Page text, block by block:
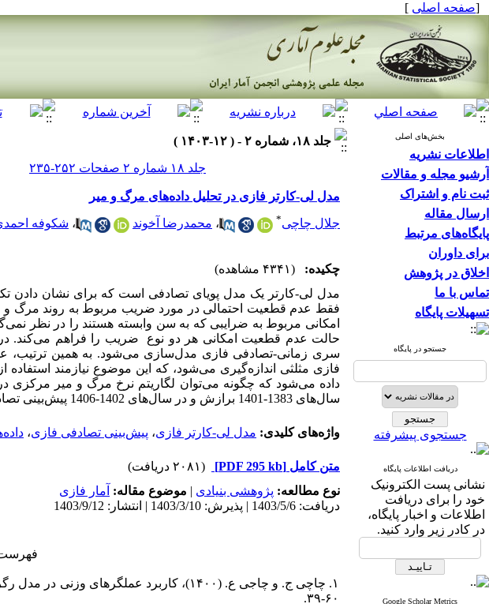
[صفحه اصلی ]
بخش‌های اصلی
اطلاعات نشریه
آرشیو مجله و مقالات
ثبت نام و اشتراک
ارسال مقاله
پایگاه‌های مرتبط
برای داوران
اخلاق در پژوهش
تماس با ما
تسهیلات پایگاه
جستجو در پایگاه
جستجوی پیشرفته
دریافت اطلاعات پایگاه
نشانی پست الکترونیک
خود را برای دریافت
اطلاعات و اخبار پایگاه،
در کادر زیر وارد کنید.
Google Scholar Metrics
جلد ۱۸، شماره ۲ - ( ۱۲-۱۴۰۳ )
جلد ۱۸ شماره ۲ صفحات ۲۵۲-۲۳۵
مدل لی-کارتر فازی در تحلیل داده‌های مرگ و میر
جلال چاچی* ، محمدرضا آخوند ، شکوفه
چکیده:
(۴۳۴۱ مشاهده)
مدل لی-کارتر یک مدل پویای تصادفی است که برای نشان
فقط عدم قطعیت احتمالی در مورد ضریب مربوط به روند مرگ و
امکانی مربوط به ضرایبی که به سن وابسته هستند را در نظر
حالت عدم قطعیت امکانی هر دو نوع ضریب را فراهم می‌کند.
سری زمانی-تصادفی فازی مدل‌سازی می‌شود. به همین ترتیب،
فازی مثلثی اندازه‌گیری می‌شود، که این موضوع نیازمند
داده می‌شود که چگونه می‌توان لگاریتم نرخ مرگ و میر مرکزی
سال‌های 1383-1401 برازش و در سال‌های 1402-1406 پیش‌بینی تصادفی فازی کرد.
واژه‌های کلیدی: مدل لی-کارتر فازی، پیش‌بینی تصادفی فازی،
متن کامل [PDF 295 kb]
(۲۰۸۱ دریافت)
نوع مطالعه: پژوهشی بنیادی | موضوع مقاله: آمار فازی
دریافت: 1403/5/6 | پذیرش: 1403/3/10 | انتشار: 1403/9/12
فهرست
۶۰-۳۹.